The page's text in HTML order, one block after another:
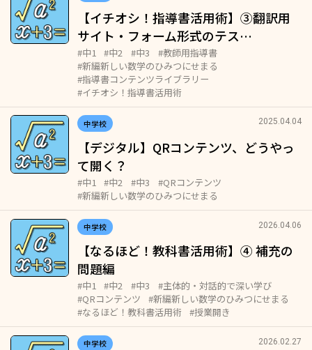
【イチオシ！指導書活用術】③翻訳用
サイト・フォーム形式のテス…
#中1 #中2 #中3
#教師用指導書
#新編新しい数学のひみつにせまる
#指導書コンテンツライブラリー
#イチオシ！指導書活用術
中学校 2025.04.04
【デジタル】QRコンテンツ、どうやっ
て開く？
#中1 #中2 #中3
#QRコンテンツ
#新編新しい数学のひみつにせまる
中学校 2026.04.06
【なるほど！教科書活用術】④ 補充の
問題編
#中1 #中2 #中3
#主体的・対話的で深い学び
#QRコンテンツ
#新編新しい数学のひみつにせまる
#なるほど！教科書活用術
#授業開き
中学校 2026.02.27